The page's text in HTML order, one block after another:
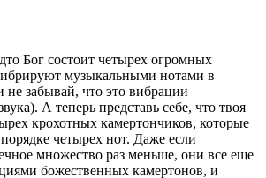
Бог состоит четырех огромных
музыкальными нотами в
не забывай, что это вибрации
А теперь представь себе, что твоя
крохотных камертончиков, которые
четырех нот. Даже если
множество раз меньше, они все еще
божественных камертонов, и